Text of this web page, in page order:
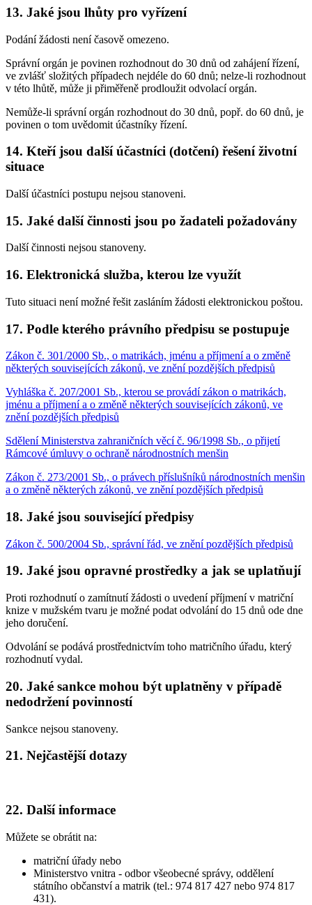
13. Jaké jsou lhůty pro vyřízení
Podání žádosti není časově omezeno.
Správní orgán je povinen rozhodnout do 30 dnů od zahájení řízení,
ve zvlášť složitých případech nejdéle do 60 dnů; nelze-li rozhodnout
v této lhůtě, může ji přiměřeně prodloužit odvolací orgán.
Nemůže-li správní orgán rozhodnout do 30 dnů, popř. do 60 dnů, je
povinen o tom uvědomit účastníky řízení.
14. Kteří jsou další účastníci (dotčení) řešení životní
situace
Další účastníci postupu nejsou stanoveni.
15. Jaké další činnosti jsou po žadateli požadovány
Další činnosti nejsou stanoveny.
16. Elektronická služba, kterou lze využít
Tuto situaci není možné řešit zasláním žádosti elektronickou poštou.
17. Podle kterého právního předpisu se postupuje
Zákon č. 301/2000 Sb., o matrikách, jménu a příjmení a o změně
některých souvisejících zákonů, ve znění pozdějších předpisů
Vyhláška č. 207/2001 Sb., kterou se provádí zákon o matrikách,
jménu a příjmení a o změně některých souvisejících zákonů, ve
znění pozdějších předpisů
Sdělení Ministerstva zahraničních věcí č. 96/1998 Sb., o přijetí
Rámcové úmluvy o ochraně národnostních menšin
Zákon č. 273/2001 Sb., o právech příslušníků národnostních menšin
a o změně některých zákonů, ve znění pozdějších předpisů
18. Jaké jsou související předpisy
Zákon č. 500/2004 Sb., správní řád, ve znění pozdějších předpisů
19. Jaké jsou opravné prostředky a jak se uplatňují
Proti rozhodnutí o zamítnutí žádosti o uvedení příjmení v matriční
knize v mužském tvaru je možné podat odvolání do 15 dnů ode dne
jeho doručení.
Odvolání se podává prostřednictvím toho matričního úřadu, který
rozhodnutí vydal.
20. Jaké sankce mohou být uplatněny v případě
nedodržení povinností
Sankce nejsou stanoveny.
21. Nejčastější dotazy
22. Další informace
Můžete se obrátit na:
matriční úřady nebo
Ministerstvo vnitra - odbor všeobecné správy, oddělení
státního občanství a matrik (tel.: 974 817 427 nebo 974 817
431).